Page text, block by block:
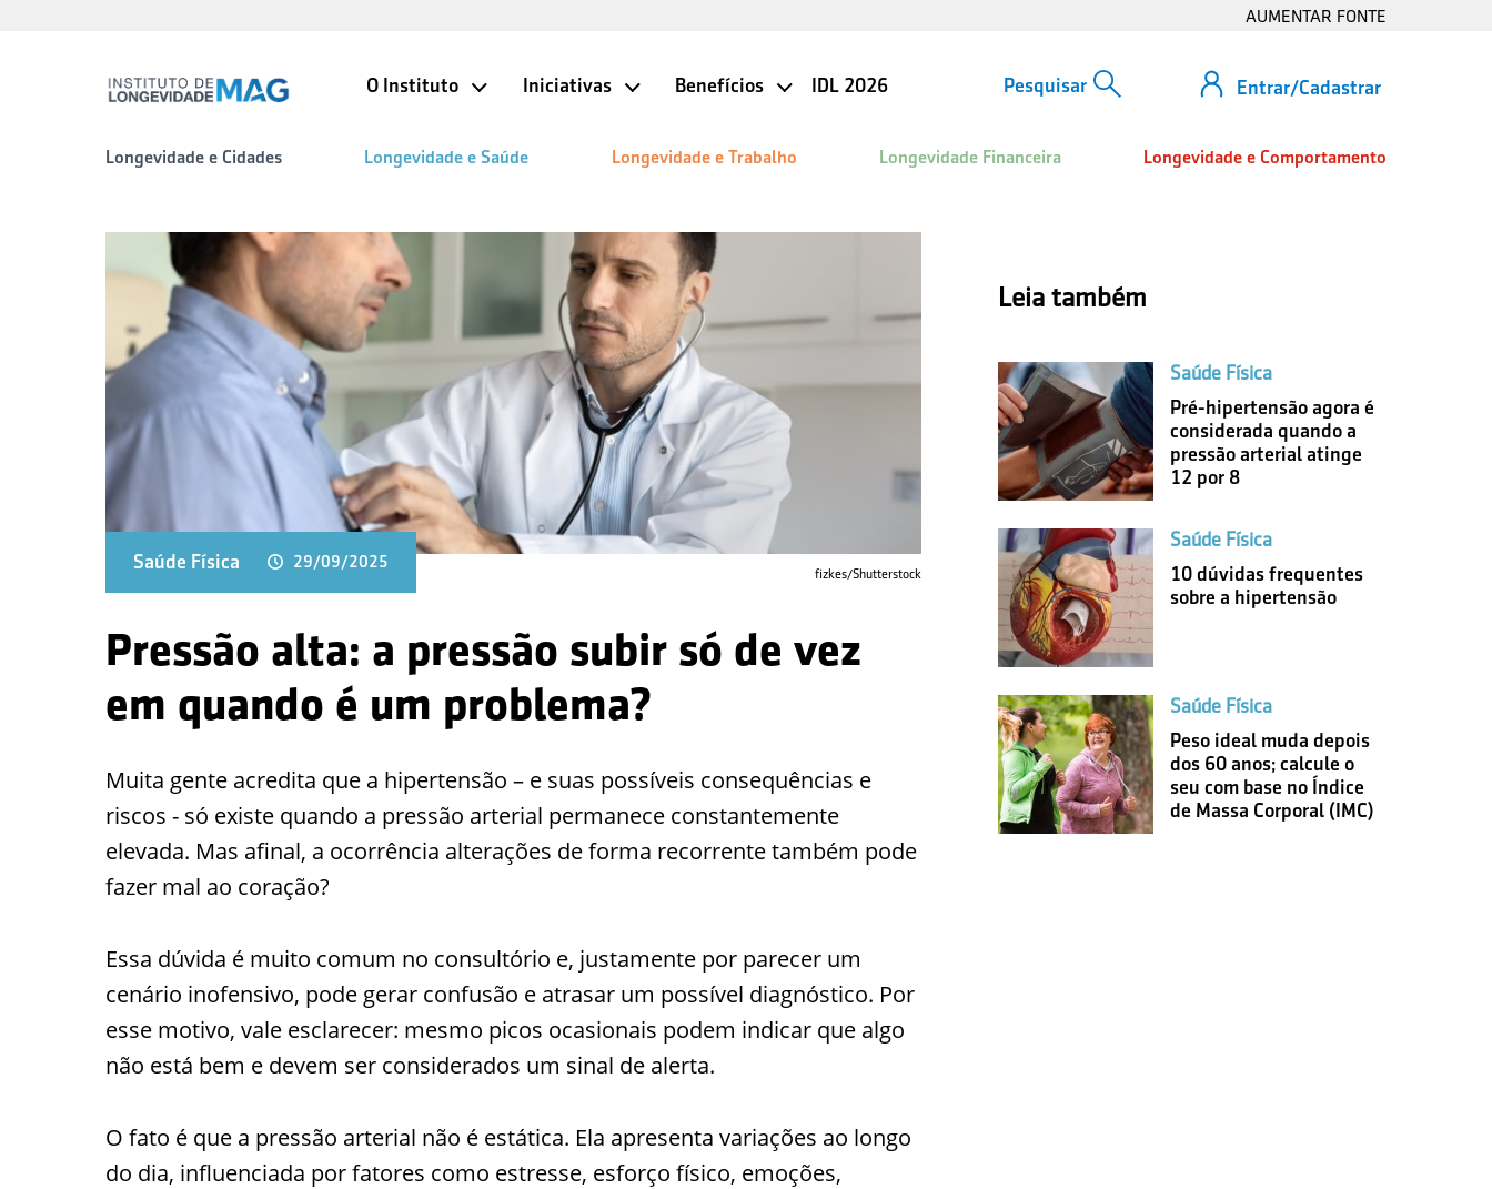
AUMENTAR FONTE
Entrar/Cadastrar
O Instituto Iniciativas Benefícios IDL 2026
Longevidade e Cidades Longevidade e Saúde Longevidade e Trabalho Longevidade Financeira Longevidade e Comportamento
fizkes/Shutterstock
Saúde Física 29/09/2025
Pressão alta: a pressão subir só de vez
em quando é um problema?
Muita gente acredita que a hipertensão – e suas possíveis consequências e
riscos - só existe quando a pressão arterial permanece constantemente
elevada. Mas afinal, a ocorrência alterações de forma recorrente também pode
fazer mal ao coração?
Essa dúvida é muito comum no consultório e, justamente por parecer um
cenário inofensivo, pode gerar confusão e atrasar um possível diagnóstico. Por
esse motivo, vale esclarecer: mesmo picos ocasionais podem indicar que algo
não está bem e devem ser considerados um sinal de alerta.
O fato é que a pressão arterial não é estática. Ela apresenta variações ao longo
do dia, influenciada por fatores como estresse, esforço físico, emoções,
Leia também
Saúde Física
Pré-hipertensão agora é
considerada quando a
pressão arterial atinge
12 por 8
Saúde Física
10 dúvidas frequentes
sobre a hipertensão
Saúde Física
Peso ideal muda depois
dos 60 anos; calcule o
seu com base no Índice
de Massa Corporal (IMC)